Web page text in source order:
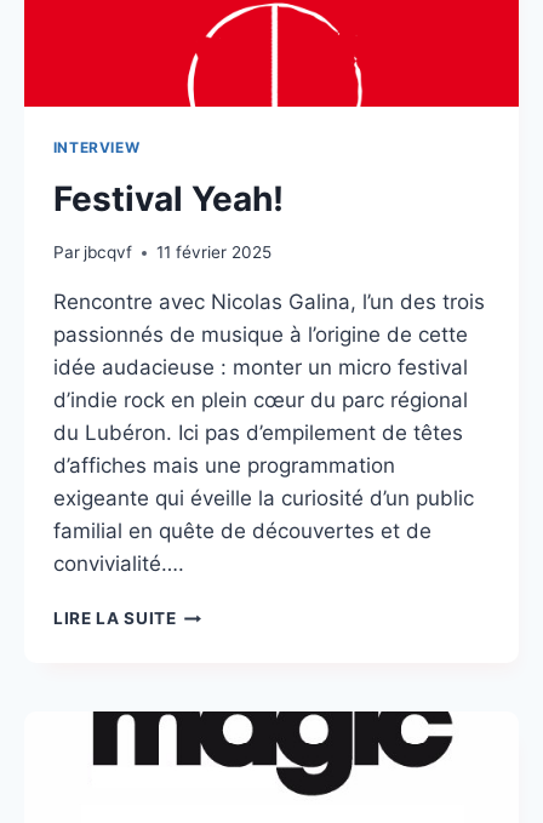
INTERVIEW
Festival Yeah!
Par jbcqvf 11 février 2025
Rencontre avec Nicolas Galina, l’un des trois
passionnés de musique à l’origine de cette
idée audacieuse : monter un micro festival
d’indie rock en plein cœur du parc régional
du Lubéron. Ici pas d’empilement de têtes
d’affiches mais une programmation
exigeante qui éveille la curiosité d’un public
familial en quête de découvertes et de
convivialité….
LIRE LA SUITEFESTIVAL